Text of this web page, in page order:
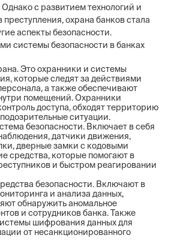
с развитием технологий и
охрана банков стала
аспекты безопасности.
системы безопасности в банках
Это охранники и системы
которые следят за действиями
а также обеспечивают
помещений. Охранники
доступа, обходят территорию
ситуации.
безопасности. Включает в себя
датчики движения,
дверные замки с кодовыми
средства, которые помогают в
и быстром реагировании
безопасности. Включают в
и анализа данных,
обнаружить аномальное
и сотрудников банка. Также
шифрования данных для
от несанкционированного